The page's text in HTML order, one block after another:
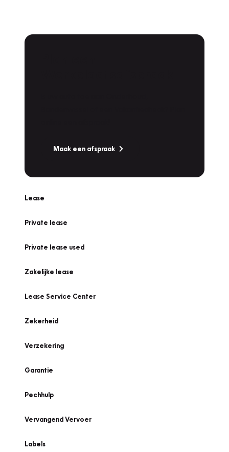
Maak een afspraak
Lease
Private lease
Private lease used
Zakelijke lease
Lease Service Center
Zekerheid
Verzekering
Garantie
Pechhulp
Vervangend Vervoer
Labels